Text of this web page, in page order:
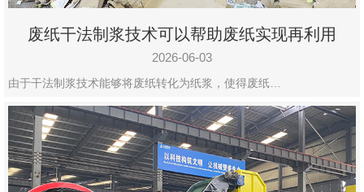
废纸干法制浆技术可以帮助废纸实现再利用
2026-06-03
由于干法制浆技术能够将废纸转化为纸浆，使得废纸…